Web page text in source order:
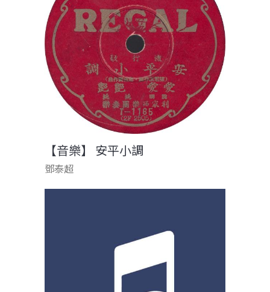
【音樂】 安平小調
鄧泰超